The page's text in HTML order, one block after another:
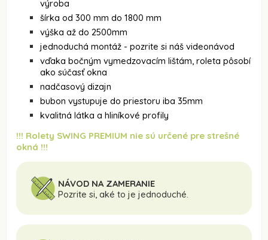
výroba
šírka od 300 mm do 1800 mm
výška až do 2500mm
jednoduchá montáž - pozrite si náš videonávod
vďaka bočným vymedzovacím lištám, roleta pôsobí
ako súčasť okna
nadčasový dizajn
bubon vystupuje do priestoru iba 35mm
kvalitná látka a hliníkové profily
!!! Rolety SWING PREMIUM nie sú určené pre strešné
okná !!!
NÁVOD NA ZAMERANIE
Pozrite si, aké to je jednoduché.